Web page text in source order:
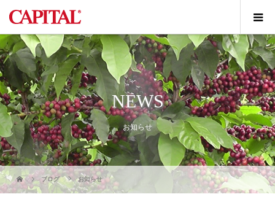
NEWS
お知らせ
ブログ お知らせ